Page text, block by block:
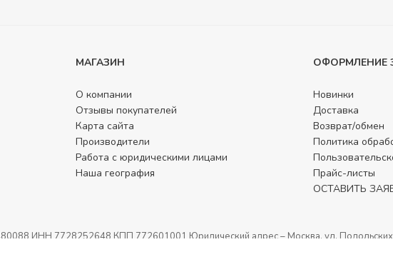
МАГАЗИН
О компании
Отзывы покупателей
Карта сайта
Производители
Работа с юридическими лицами
Наша география
ОФОРМЛЕНИЕ
Новинки
Доставка
Возврат/обмен
Политика
Прайс-листы
ОСТАВИТЬ
ИНН 7728252648 КПП 772601001 Юридический адрес – Москва, ул. Подольских